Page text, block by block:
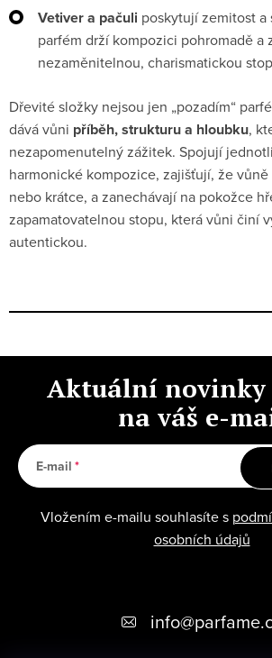
Vetiver a pačuli poskytují zemitost
parfém drží kompozici pohromadě a
nezaměnitelnou, charismatickou
Dřevité složky nejsou jen „pozadím“
dává vůni příběh, strukturu a hloubku,
nezapomenutelný zážitek. Spojují
harmonické kompozice, zajišťují, že
nebo krátce, a zanechávají na pokožce
zapamatovatelnou stopu, která vůni činí
autentickou.
Aktuální novinky
na váš e-
E-mail
Vložením e-mailu souhlasíte s
osobních údajů
info@